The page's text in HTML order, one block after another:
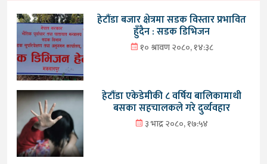
हेटौंडा बजार क्षेत्रमा सडक विस्तार प्रभावित
हुँदैन : सडक डिभिजन
१० श्रावण २०८०, १४:३८
हेटौंडा एकेडेमीकी ८ वर्षिय बालिकामाथी
बसका सहचालकले गरे दुर्व्यवहार
३ भाद्र २०८०, १७:५४